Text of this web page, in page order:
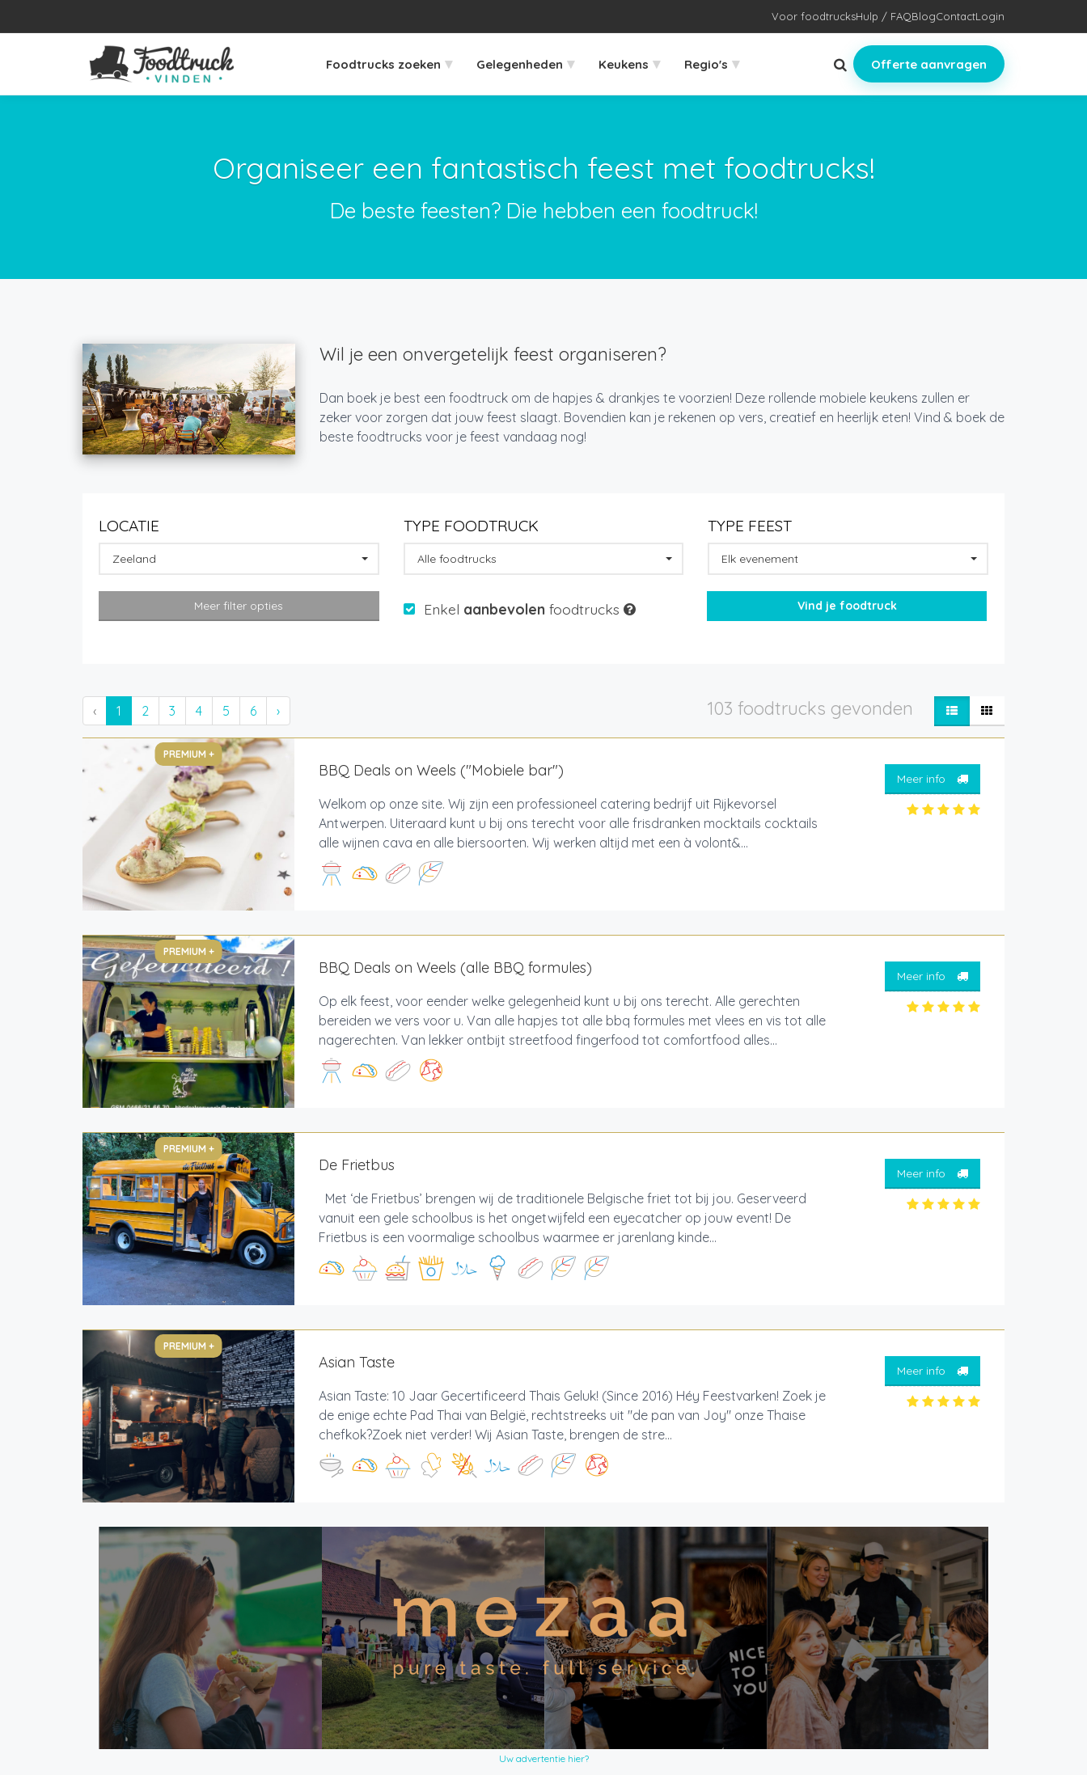
Voor foodtrucksHulp / FAQBlogContactLogin
Foodtrucks zoeken ▾ Gelegenheden ▾ Keukens ▾ Regio's ▾ Offerte aanvragen
Organiseer een fantastisch feest met foodtrucks!
De beste feesten? Die hebben een foodtruck!
Wil je een onvergetelijk feest organiseren?
Dan boek je best een foodtruck om de hapjes & drankjes te voorzien! Deze rollende mobiele keukens zullen er
zeker voor zorgen dat jouw feest slaagt. Bovendien kan je rekenen op vers, creatief en heerlijk eten! Vind & boek de
beste foodtrucks voor je feest vandaag nog!
LOCATIE
Zeeland
TYPE FOODTRUCK
Alle foodtrucks
TYPE FEEST
Elk evenement
Meer filter opties Enkel aanbevolen foodtrucks
‹ 1 2 3 4 5 6 › 103 foodtrucks gevonden
PREMIUM +
BBQ Deals on Weels ("Mobiele bar")
Welkom op onze site. Wij zijn een professioneel catering bedrijf uit Rijkevorsel
Antwerpen. Uiteraard kunt u bij ons terecht voor alle frisdranken mocktails cocktails
alle wijnen cava en alle biersoorten. Wij werken altijd met een à volont&...
Meer info
PREMIUM +
BBQ Deals on Weels (alle BBQ formules)
Op elk feest, voor eender welke gelegenheid kunt u bij ons terecht. Alle gerechten
bereiden we vers voor u. Van alle hapjes tot alle bbq formules met vlees en vis tot alle
nagerechten. Van lekker ontbijt streetfood fingerfood tot comfortfood alles...
Meer info
PREMIUM +
De Frietbus
Met ‘de Frietbus’ brengen wij de traditionele Belgische friet tot bij jou. Geserveerd
vanuit een gele schoolbus is het ongetwijfeld een eyecatcher op jouw event! De
Frietbus is een voormalige schoolbus waarmee er jarenlang kinde...
Meer info
PREMIUM +
Asian Taste
Asian Taste: 10 Jaar Gecertificeerd Thais Geluk! (Since 2016) Héy Feestvarken! Zoek je
de enige echte Pad Thai van België, rechtstreeks uit "de pan van Joy" onze Thaise
chefkok?Zoek niet verder! Wij Asian Taste, brengen de stre...
Meer info
Uw advertentie hier?